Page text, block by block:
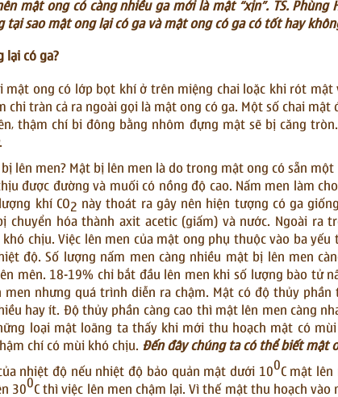
mật ong có càng nhiều ga mới là mật “xịn”. TS. Phùng
tại sao mật ong lại có ga và mật ong có ga có tốt hay
lại có ga?
mật ong có lớp bọt khí ở trên miệng chai loặc khi rót mật
chi tràn cả ra ngoài gọi là mật ong có ga. Một số chai mật
thậm chí bi đông bằng nhôm đựng mật sẽ bị căng tròn.
bị lên men? Mật bị lên men là do trong mật ong có sẵn
được đường và muối có nồng độ cao. Nấm men làm
khí CO2 này thoát ra gây nên hiện tượng có ga
chuyển hóa thành axit acetic (giấm) và nước. Ngoài ra
chịu. Việc lên men của mật ong phụ thuộc vào ba
độ. Số lượng nấm men càng nhiều mật bị lên men
mên. 18-19% chỉ bắt đầu lên men khi số lượng bào tử
men nhưng quá trình diễn ra chậm. Mật có độ thủy
hay ít. Độ thủy phần càng cao thì mật lên men càng
loại mật loãng ta thấy khi mới thu hoạch mật có
chí có mùi khó chịu. Đến đây chúng ta có thể biết mật
nhiệt độ nếu nhiệt độ bảo quản mật dưới 10
0
C mật
30
0
C thì việc lên men chậm lại. Vì thế mật thu hoạch